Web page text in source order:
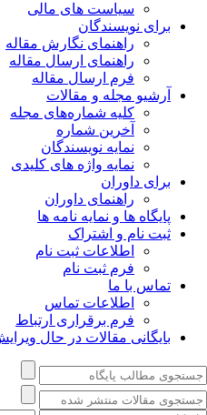
سیاست های مالی
برای نویسندگان
راهنمای نگارش مقاله
راهنمای ارسال مقاله
فرم ارسال مقاله
آرشیو مجله و مقالات
کلیه شماره‌های مجله
آخرین شماره
نمایه نویسندگان
نمایه واژه های کلیدی
برای داوران
راهنمای داوران
پایگاه ها و نمایه نامه ها
ثبت نام و اشتراک
اطلاعات ثبت نام
فرم ثبت نام
تماس با ما
اطلاعات تماس
فرم برقراری ارتباط
بایگانی مقالات در حال ویرایش